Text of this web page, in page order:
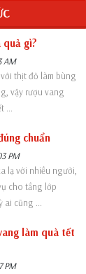
quả gì?
AM
thịt đỏ làm bùng
vậy rượu vang
chuẩn
PM
lạ với nhiều người,
cho tầng lớp
cũng ...
làm quà tết
PM